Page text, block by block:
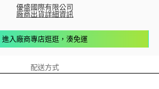
優盛國際有限公司
廠商出貨詳細資訊
進入廠商專店逛逛，湊免運
配送方式